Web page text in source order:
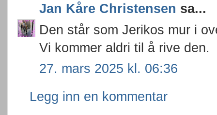
Jan Kåre Christensen sa...
Den står som Jerikos mur i
Vi kommer aldri til å rive den.
27. mars 2025 kl. 06:36
Legg inn en kommentar